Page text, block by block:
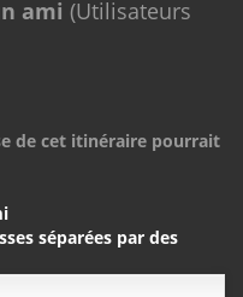
ami (Utilisateurs
de cet itinéraire pourrait
séparées par des